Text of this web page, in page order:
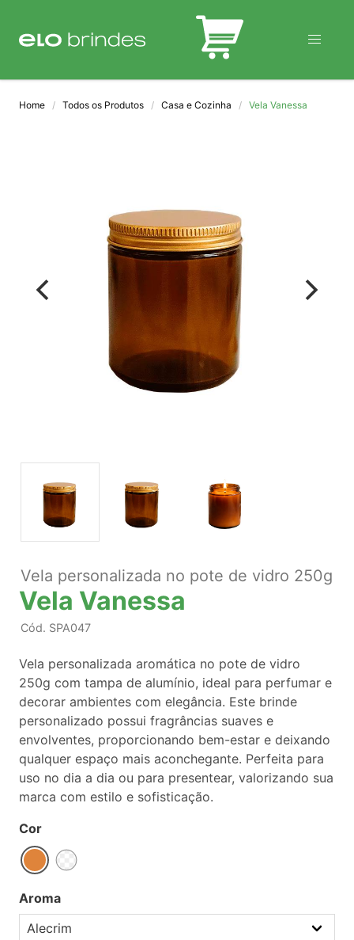
BLOG
Home Todos os Produtos Casa e Cozinha Vela Vanessa
Vela personalizada no pote de vidro 250g
Vela Vanessa
Cód. SPA047
Vela personalizada aromática no pote de vidro
250g com tampa de alumínio, ideal para perfumar e
decorar ambientes com elegância. Este brinde
personalizado possui fragrâncias suaves e
envolventes, proporcionando bem-estar e deixando
qualquer espaço mais aconchegante. Perfeita para
uso no dia a dia ou para presentear, valorizando sua
marca com estilo e sofisticação.
Cor
Aroma